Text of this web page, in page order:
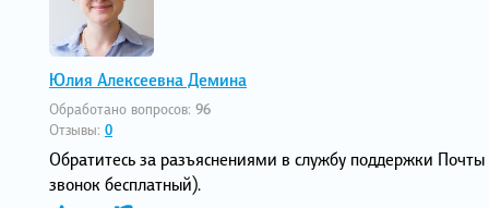
Юлия Алексеевна Демина
Обработано вопросов: 96
Отзывы: 0
Обратитесь за разъяснениями в службу поддержки
звонок бесплатный).